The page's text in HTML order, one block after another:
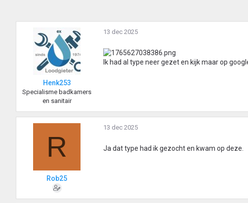
Henk253
Specialisme badkamers
en sanitair
13 dec 2025
Ik had al type neer gezet en kijk maar op
R
Rob25
13 dec 2025
Ja dat type had ik gezocht en kwam op deze.